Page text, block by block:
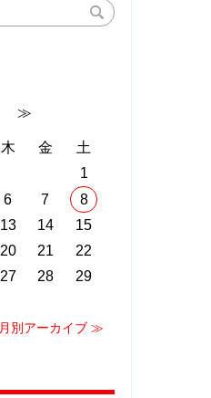
≫
木 金
土
1
6 7
8
13 14
15
20 21
22
27 28
29
月別アーカイブ ≫